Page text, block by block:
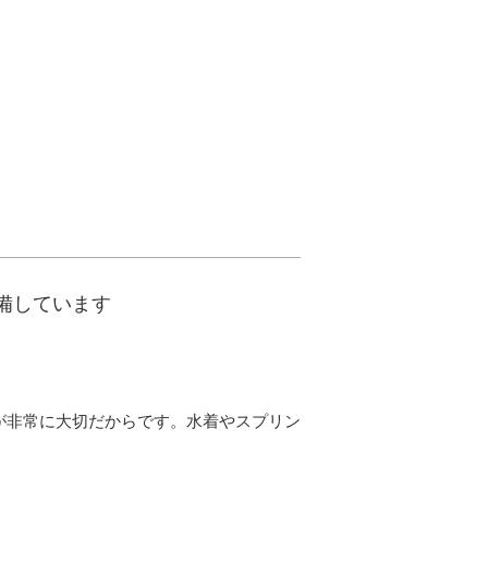
しています
常に大切だからです。水着やスプリン